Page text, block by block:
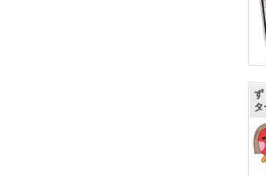
ず
タ